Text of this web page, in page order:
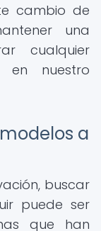
cambio de
una
cualquier
en nuestro
a
buscar
puede ser
que han